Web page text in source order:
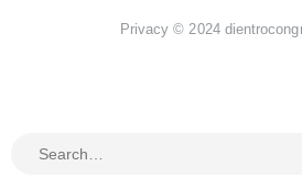
Privacy © 2024